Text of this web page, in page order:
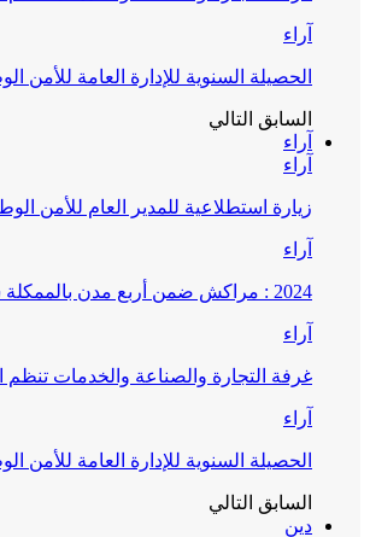
آراء
الحصيلة السنوية للإدارة العامة للأمن
السابق التالي
آراء
آراء
زيارة استطلاعية للمدير العام للأمن
آراء
2024 : مراكش ضمن أربع مدن بالممكلة سجلت مامجموعه 656 قضية تتعلق بغسيل الأموال
آراء
غرفة التجارة والصناعة والخدمات
آراء
الحصيلة السنوية للإدارة العامة للأمن
السابق التالي
دين